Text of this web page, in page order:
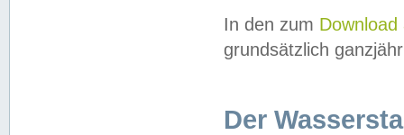
In den zum Download
grundsätzlich
Der